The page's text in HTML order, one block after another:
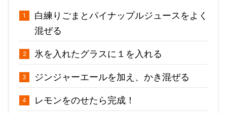
白練りごまとパイナップルジュースをよく
混ぜる
氷を入れたグラスに１を入れる
ジンジャーエールを加え、かき混ぜる
レモンをのせたら完成！